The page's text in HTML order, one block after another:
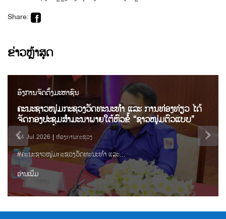
Share:
ຂ່າວຫຼ້າສຸດ
ອົງການຈັດຕັ້ງມະຫາຊົນ
ຄະນະຊາວໜຸ່ມກະຊວງວັດທະນະທຳ ແລະ ການທ່ອງທ່ຽວ ໄດ້
ຈັດກອງປະຊຸມສຳມະນາພາຍໃຕ້ຫົວຂໍ້ “ຊາວໜຸ່ມຕົວແບບ”
24 Jul 2026 ຫ້ອງການກະຊວງ
#ຄະນະຊາວໜຸ່ມກະຊວງວັດທະນະທຳ ແລະ...
ອ່ານເພີ່ມ